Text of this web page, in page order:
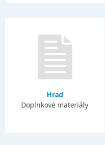
Hrad
Doplnkové materiály